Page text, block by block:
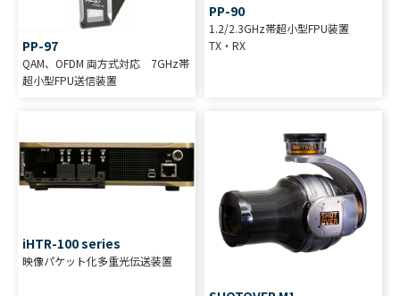
PP-97
QAM、OFDM 両方式対応 7GHz帯
超小型FPU送信装置
PP-90
1.2/2.3GHz帯超小型FPU装置
TX・RX
iHTR-100 series
映像パケット化多重光伝送装置